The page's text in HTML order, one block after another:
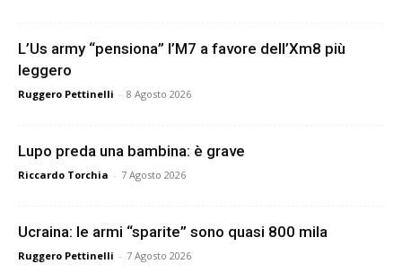
L’Us army “pensiona” l’M7 a favore dell’Xm8 più
leggero
Ruggero Pettinelli - 8 Agosto 2026
Lupo preda una bambina: è grave
Riccardo Torchia - 7 Agosto 2026
Ucraina: le armi “sparite” sono quasi 800 mila
Ruggero Pettinelli - 7 Agosto 2026